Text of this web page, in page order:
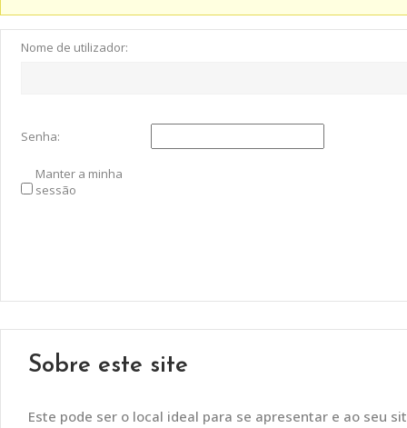
Nome de utilizador:
Senha:
Manter a minha
sessão
Sobre este site
Este pode ser o local ideal para se apresentar e ao seu